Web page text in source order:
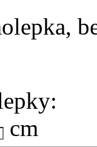
cm